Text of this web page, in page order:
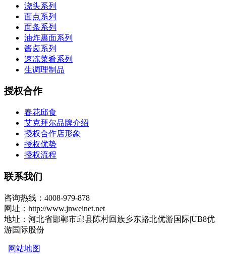
浇头系列
面点系列
面条系列
油炸裹面系列
酱卤系列
速冻菜肴系列
生调理制品
授权合作
春花邱食
艾克拜尔品牌介绍
授权合作店形象
授权优势
授权流程
联系我们
咨询热线：4008-979-878
网址：http://www.jnweinet.net
地址：河北省邯郸市邱县陈村回族乡东路北优游国际|UB8优
游国际股份
网站地图